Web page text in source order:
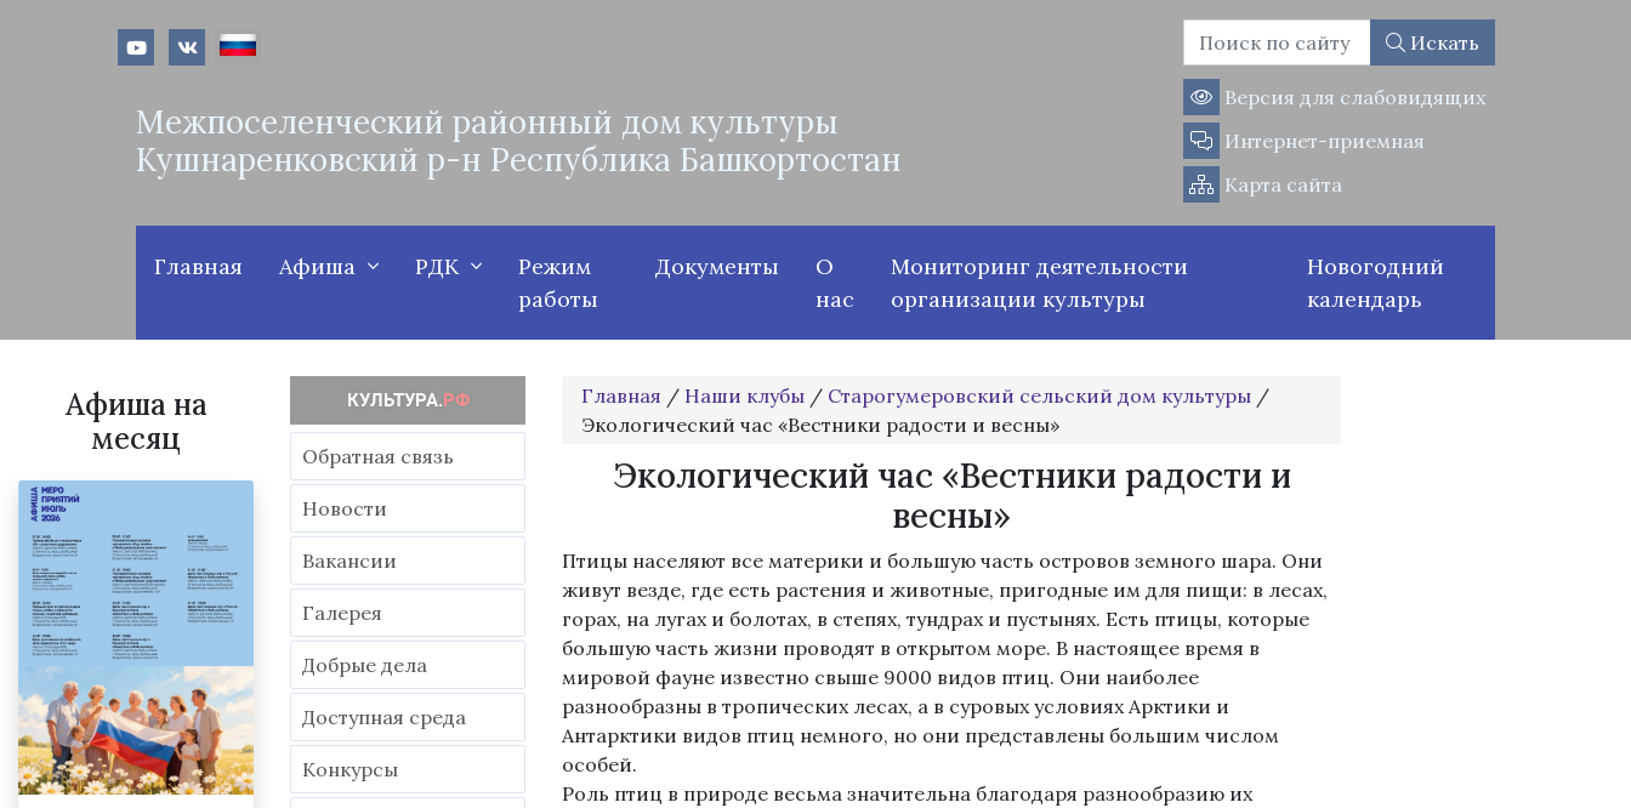
Искать
Межпоселенческий районный дом культуры
Кушнаренковский р-н Республика Башкортостан
Версия для слабовидящих
Интернет-приемная
Карта сайта
Главная Афиша РДК
Режим
работы
Документы
О
нас
Мониторинг деятельности
организации культуры
Новогодний
календарь
Афиша на
месяц
Обратная связь
Новости
Вакансии
Гaлерея
Добрые дела
Доступная среда
Конкурсы
Главная / Наши клубы / Старогумеровский сельский дом культуры /
Экологический час «Вестники радости и весны»
Экологический час «Вестники радости и
весны»
Птицы населяют все материки и большую часть островов земного шара. Они
живут везде, где есть растения и животные, пригодные им для пищи: в лесах,
горах, на лугах и болотах, в степях, тундрах и пустынях. Есть птицы, которые
большую часть жизни проводят в открытом море. В настоящее время в
мировой фауне известно свыше 9000 видов птиц. Они наиболее
разнообразны в тропических лесах, а в суровых условиях Арктики и
Антарктики видов птиц немного, но они представлены большим числом
особей.
Роль птиц в природе весьма значительна благодаря разнообразию их